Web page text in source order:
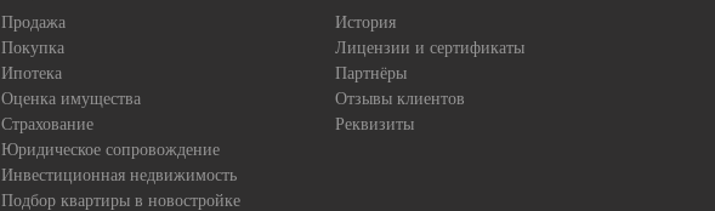
Продажа
Покупка
Ипотека
Оценка имущества
Страхование
Юридическое сопровождение
Инвестиционная недвижимость
Подбор квартиры в новостройке
История
Лицензии и сертификаты
Партнёры
Отзывы клиентов
Реквизиты